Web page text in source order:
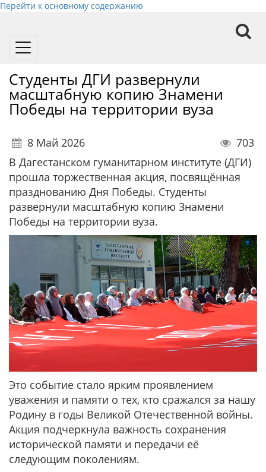
Перейти к основному содержанию
Toggle
Студенты ДГИ развернули
масштабную копию Знамени
Победы на территории вуза
8 Май 2026
703
В Дагестанском гуманитарном институте (ДГИ)
прошла торжественная акция, посвящённая
празднованию Дня Победы. Студенты
развернули масштабную копию Знамени
Победы на территории вуза.
Это событие стало ярким проявлением
уважения и памяти о тех, кто сражался за нашу
Родину в годы Великой Отечественной войны.
Акция подчеркнула важность сохранения
исторической памяти и передачи её
следующим поколениям.